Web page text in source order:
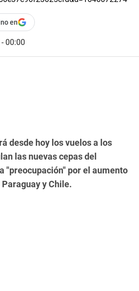
en
00:00
desde hoy los vuelos a los
las nuevas cepas del
"preocupación" por el aumento
y Chile.